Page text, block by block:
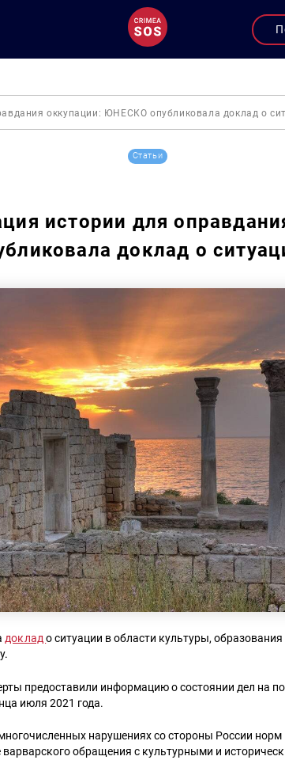
оккупации: ЮНЕСКО опубликовала доклад о
Статьи
истории для
доклад о
докладо ситуации в области культуры,
предоставили информацию о состоянии дел на
июля 2021 года.
нарушениях со стороны России
варварского обращения с культурными и